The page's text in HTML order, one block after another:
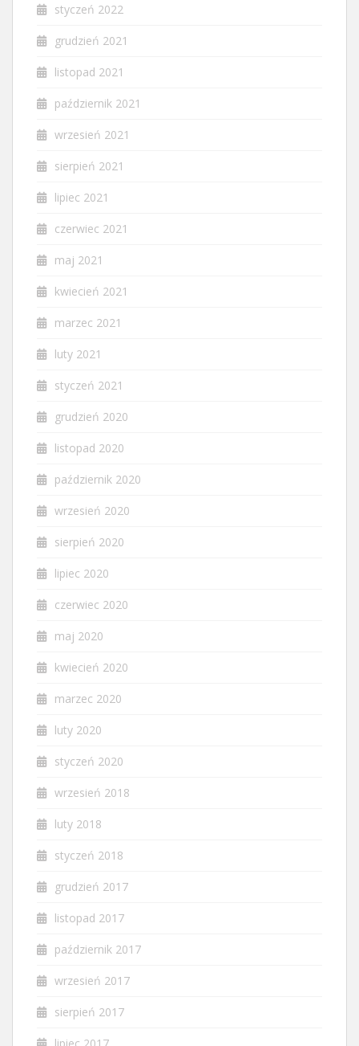
styczeń 2022
grudzień 2021
listopad 2021
październik 2021
wrzesień 2021
sierpień 2021
lipiec 2021
czerwiec 2021
maj 2021
kwiecień 2021
marzec 2021
luty 2021
styczeń 2021
grudzień 2020
listopad 2020
październik 2020
wrzesień 2020
sierpień 2020
lipiec 2020
czerwiec 2020
maj 2020
kwiecień 2020
marzec 2020
luty 2020
styczeń 2020
wrzesień 2018
luty 2018
styczeń 2018
grudzień 2017
listopad 2017
październik 2017
wrzesień 2017
sierpień 2017
lipiec 2017